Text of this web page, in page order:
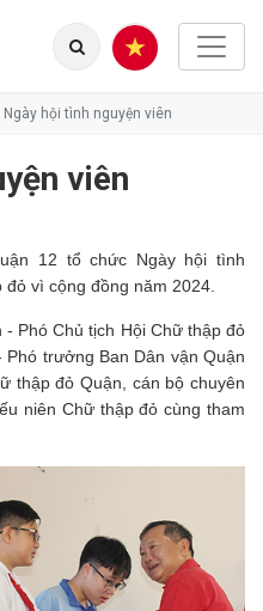
Ngày hội tình nguyện viên
viên
12 tổ chức Ngày hội tình
vì cộng đồng năm 2024.
Phó Chủ tịch Hội Chữ thập đỏ
trưởng Ban Dân vận Quận
thập đỏ Quận, cán bộ chuyên
niên Chữ thập đỏ cùng tham